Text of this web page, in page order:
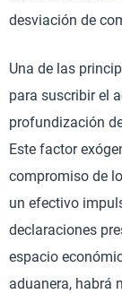
desviación de
Una de las
para suscribir el
profundización
Este factor
compromiso de
un efectivo
declaraciones
espacio
aduanera, habrá